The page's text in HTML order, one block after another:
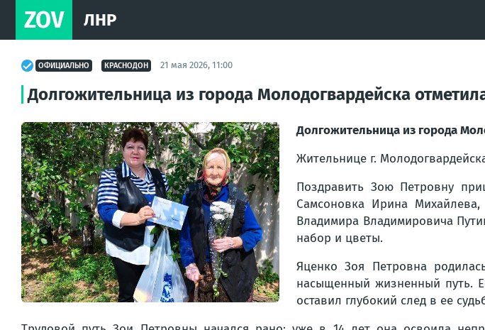
ZOV ЛНР
ОФИЦИАЛЬНО КРАСНОДОН 21 мая 2026, 11:00
Долгожительница из города Молодогвардейска
Долгожительница из города
Жительнице г.
Поздравить Зою Петровну
Самсоновка Ирина
Владимира Владимировича
набор и цветы.
Яценко Зоя Петровна
насыщенный жизненный путь.
оставил глубокий след в ее